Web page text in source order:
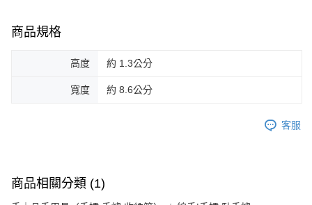
商品規格
高度 約 1.3公分
寬度 約 8.6公分
客服
商品相關分類 (1)